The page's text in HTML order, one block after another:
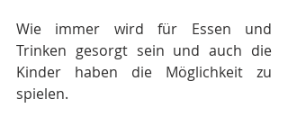
Wie immer wird für Essen und
Trinken gesorgt sein und auch die
Kinder haben die Möglichkeit zu
spielen.